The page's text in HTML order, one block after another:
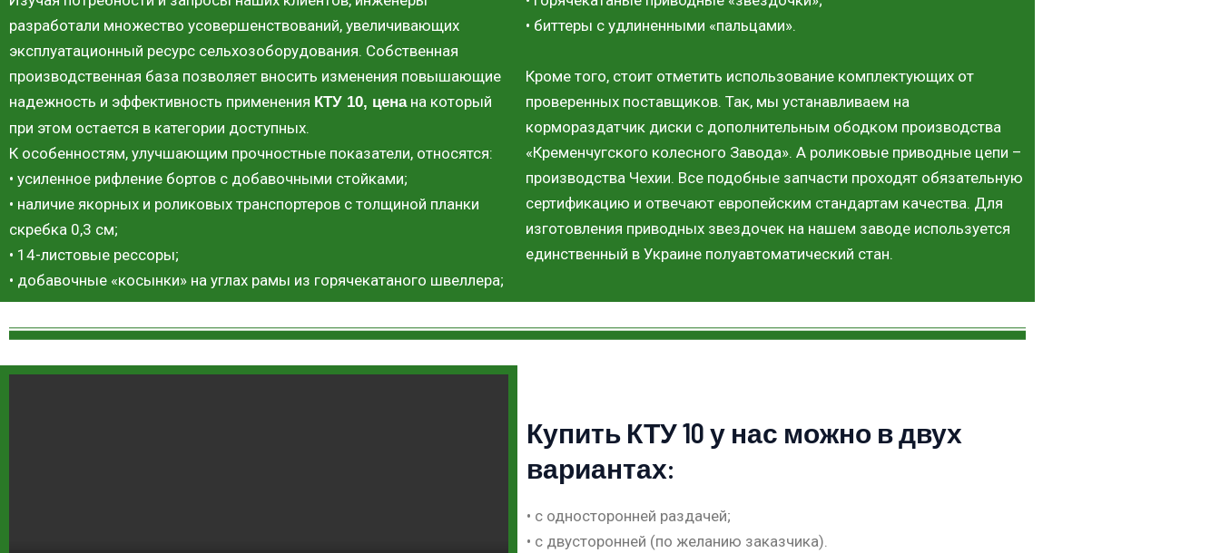
разработали множество усовершенствований, увеличивающих
эксплуатационный ресурс сельхозоборудования. Собственная
производственная база позволяет вносить изменения повышающие
надежность и эффективность применения КТУ 10, ценана который
при этом остается в категории доступных.
К особенностям, улучшающим прочностные показатели, относятся:
• усиленное рифление бортов с добавочными стойками;
• наличие якорных и роликовых транспортеров с толщиной планки
скребка 0,3 см;
• 14-листовые рессоры;
• добавочные «косынки» на углах рамы из горячекатаного швеллера;
• биттеры с удлиненными «пальцами».
Кроме того, стоит отметить использование комплектующих от
проверенных поставщиков. Так, мы устанавливаем на
кормораздатчик диски с дополнительным ободком производства
«Кременчугского колесного Завода». А роликовые приводные цепи –
производства Чехии. Все подобные запчасти проходят обязательную
сертификацию и отвечают европейским стандартам качества. Для
изготовления приводных звездочек на нашем заводе используется
единственный в Украине полуавтоматический стан.
Купить КТУ 10 у нас можно в двух
вариантах:
• с односторонней раздачей;
• с двусторонней (по желанию заказчика).